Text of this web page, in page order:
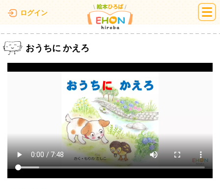
ログイン 絵本ひろば
おうちに かえろ